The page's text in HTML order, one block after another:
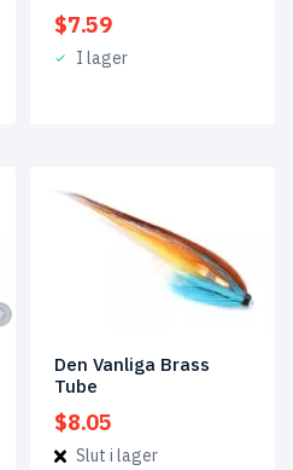
$7.59
I lager
Den Vanliga Brass
Tube
$8.05
Slut i lager